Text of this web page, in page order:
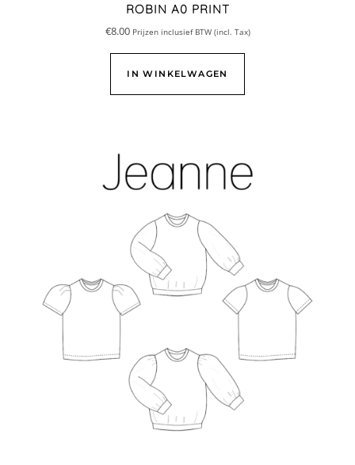
ROBIN A0 PRINT
€8.00 Prijzen inclusief BTW (incl. Tax)
IN WINKELWAGEN